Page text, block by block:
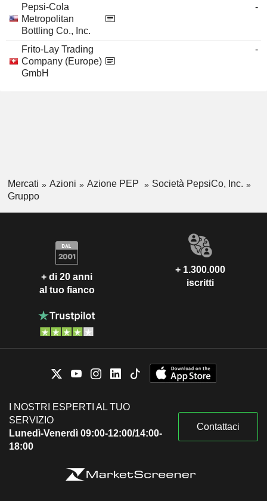
Pepsi-Cola
Metropolitan
Bottling Co., Inc.
-
Frito-Lay Trading
Company (Europe)
GmbH
-
Mercati Azioni Azione PEP
Società PepsiCo, Inc.
Gruppo
+ di 20 anni
al tuo fianco
+ 1.300.000
iscritti
I NOSTRI ESPERTI AL TUO
SERVIZIO
Lunedì-Venerdì 09:00-12:00/14:00-
18:00
Contattaci